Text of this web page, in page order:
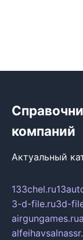
компаний
Актуальный
133chel.ru
3-d-file.ru3d-
airgungames.ru